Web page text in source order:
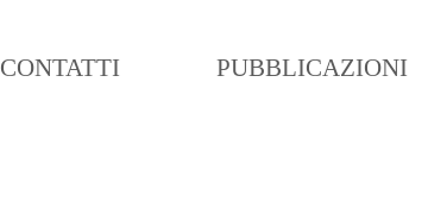
CONTATTI PUBBLICAZIONI